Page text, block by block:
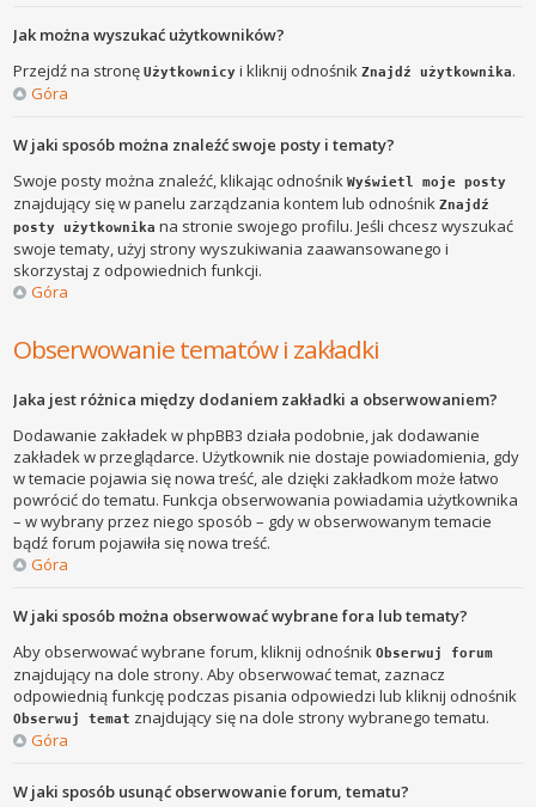
Jak można wyszukać użytkowników?
Przejdź na stronęUżytkownicy i kliknij odnośnikZnajdź użytkownika.
Góra
W jaki sposób można znaleźć swoje posty i tematy?
Swoje posty można znaleźć, klikając odnośnikWyświetl moje posty
znajdujący się w panelu zarządzania kontem lub odnośnikZnajdź
posty użytkownika na stronie swojego profilu. Jeśli chcesz wyszukać
swoje tematy, użyj strony wyszukiwania zaawansowanego i
skorzystaj z odpowiednich funkcji.
Góra
Obserwowanie tematów i zakładki
Jaka jest różnica między dodaniem zakładki a obserwowaniem?
Dodawanie zakładek w phpBB3 działa podobnie, jak dodawanie
zakładek w przeglądarce. Użytkownik nie dostaje powiadomienia, gdy
w temacie pojawia się nowa treść, ale dzięki zakładkom może łatwo
powrócić do tematu. Funkcja obserwowania powiadamia użytkownika
– w wybrany przez niego sposób – gdy w obserwowanym temacie
bądź forum pojawiła się nowa treść.
Góra
W jaki sposób można obserwować wybrane fora lub tematy?
Aby obserwować wybrane forum, kliknij odnośnikObserwuj forum
znajdujący na dole strony. Aby obserwować temat, zaznacz
odpowiednią funkcję podczas pisania odpowiedzi lub kliknij odnośnik
Obserwuj temat znajdujący się na dole strony wybranego tematu.
Góra
W jaki sposób usunąć obserwowanie forum, tematu?